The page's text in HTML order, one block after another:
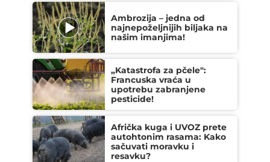
Ambrozija – jedna od
najnepoželjnijih biljaka na
našim imanjima!
„Katastrofa za pčele":
Francuska vraća u
upotrebu zabranjene
pesticide!
Afrička kuga i UVOZ prete
autohtonim rasama: Kako
sačuvati moravku i
resavku?